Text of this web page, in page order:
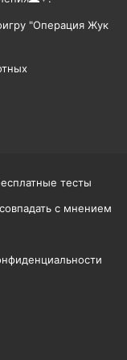
"Операция Жук
тесты
с мнением